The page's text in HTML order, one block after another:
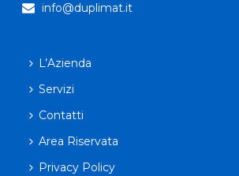
info@duplimat.it
L’Azienda
Servizi
Contatti
Area Riservata
Privacy Policy